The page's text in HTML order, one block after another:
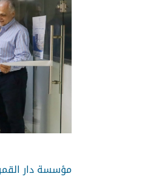
مؤسسة دار